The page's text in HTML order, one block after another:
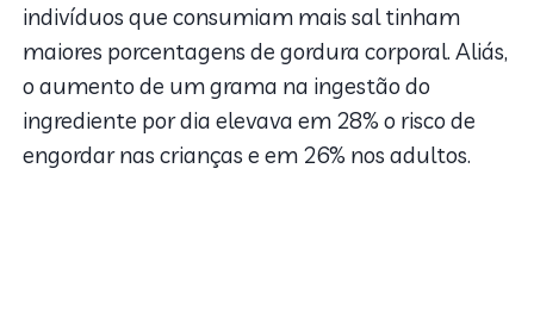
indivíduos que consumiam mais sal tinham
maiores porcentagens de gordura corporal. Aliás,
o aumento de um grama na ingestão do
ingrediente por dia elevava em 28% o risco de
engordar nas crianças e em 26% nos adultos.